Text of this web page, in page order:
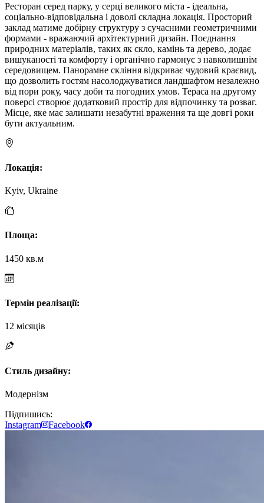
Ресторан серед парку, у серці великого міста - ідеальна,
соціально-відповідальна і доволі складна локація. Просторий
заклад матиме добірну структуру з сучасними геометричними
формами - вражаючий архітектурний дизайн. Поєднання
природних матеріалів, таких як скло, камінь та дерево, додає
вишуканості та комфорту і органічно гармонує з навколишнім
середовищем. Панорамне скління відкриває чудовий краєвид,
що дозволить гостям насолоджуватися ландшафтом незалежно
від пори року, часу доби та погодних умов. Тераса на другому
поверсі створює додатковий простір для відпочинку та розваг.
Місце, яке має залишати незабутні враження та ще довгі роки
бути актуальним.
Локація:
Kyiv, Ukraine
Площа:
1450 кв.м
Термін реалізації:
12 місяців
Стиль дизайну:
Модернізм
Підпишись:
Instagram
Facebook